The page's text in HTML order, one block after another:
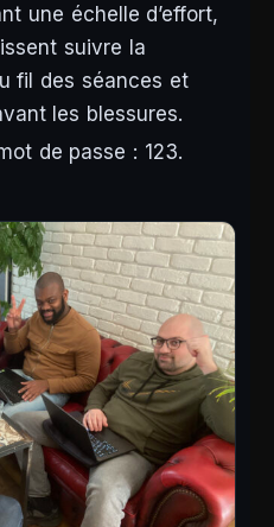
une échelle d’effort,
suivre la
fil des séances et
les blessures.
de passe : 123.